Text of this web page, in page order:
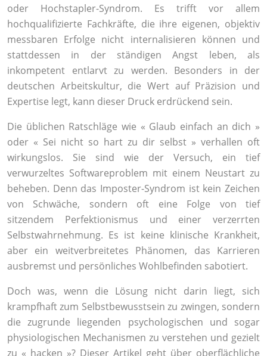
oder Hochstapler-Syndrom. Es trifft vor allem
hochqualifizierte Fachkräfte, die ihre eigenen, objektiv
messbaren Erfolge nicht internalisieren können und
stattdessen in der ständigen Angst leben, als
inkompetent entlarvt zu werden. Besonders in der
deutschen Arbeitskultur, die Wert auf Präzision und
Expertise legt, kann dieser Druck erdrückend sein.
Die üblichen Ratschläge wie « Glaub einfach an dich »
oder « Sei nicht so hart zu dir selbst » verhallen oft
wirkungslos. Sie sind wie der Versuch, ein tief
verwurzeltes Softwareproblem mit einem Neustart zu
beheben. Denn das Imposter-Syndrom ist kein Zeichen
von Schwäche, sondern oft eine Folge von tief
sitzendem Perfektionismus und einer verzerrten
Selbstwahrnehmung. Es ist keine klinische Krankheit,
aber ein weitverbreitetes Phänomen, das Karrieren
ausbremst und persönliches Wohlbefinden sabotiert.
Doch was, wenn die Lösung nicht darin liegt, sich
krampfhaft zum Selbstbewusstsein zu zwingen, sondern
die zugrunde liegenden psychologischen und sogar
physiologischen Mechanismen zu verstehen und gezielt
zu « hacken »? Dieser Artikel geht über oberflächliche